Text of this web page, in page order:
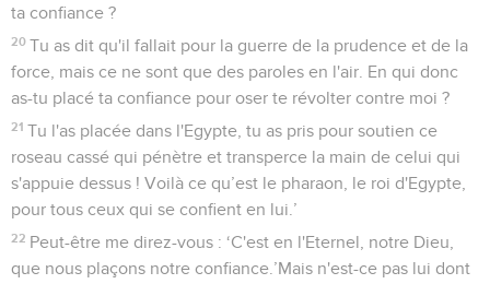
ta confiance ?
20 Tu as dit qu'il fallait pour la guerre de la prudence et de la
force, mais ce ne sont que des paroles en l'air. En qui donc
as-tu placé ta confiance pour oser te révolter contre moi ?
21 Tu l'as placée dans l'Egypte, tu as pris pour soutien ce
roseau cassé qui pénètre et transperce la main de celui qui
s'appuie dessus ! Voilà ce qu’est le pharaon, le roi d'Egypte,
pour tous ceux qui se confient en lui.’
22 Peut-être me direz-vous : ‘C'est en l'Eternel, notre Dieu,
que nous plaçons notre confiance.’Mais n'est-ce pas lui dont